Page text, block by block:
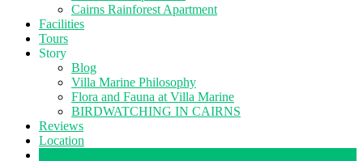
Cairns Rainforest Apartment
Facilities
Tours
Story
Blog
Villa Marine Philosophy
Flora and Fauna at Villa Marine
BIRDWATCHING IN CAIRNS
Reviews
Location